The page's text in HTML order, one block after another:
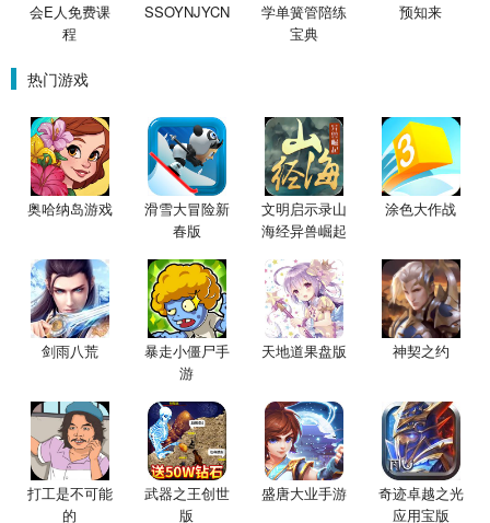
会E人免费课
程
SSOYNJYCN
学单簧管陪练
宝典
预知来
热门游戏
奥哈纳岛游戏
滑雪大冒险新
春版
文明启示录山
海经异兽崛起
涂色大作战
剑雨八荒
暴走小僵尸手
游
天地道果盘版 神契之约
打工是不可能
的
武器之王创世
版
盛唐大业手游
奇迹卓越之光
应用宝版